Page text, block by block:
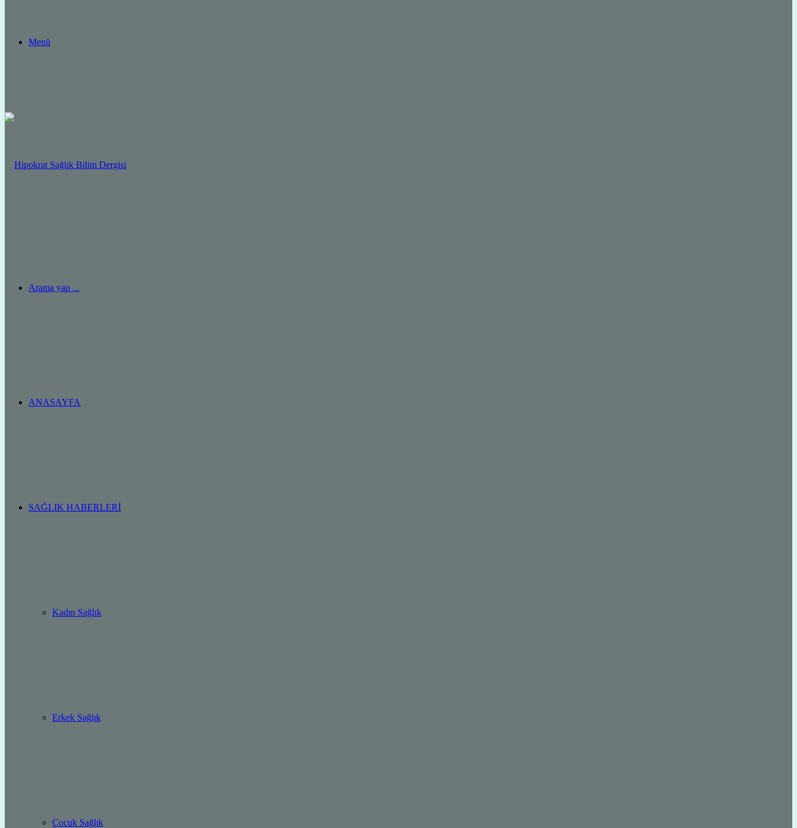
Menü
Arama yap ...
ANASAYFA
SAĞLIK HABERLERI
Kadın Sağlık
Erkek Sağlık
Çocuk Sağlık